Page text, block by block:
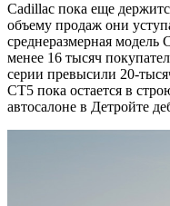
Cadillac пока еще
объему продаж они
среднеразмерная
менее 16 тысяч
серии превысили 20-
CT5 пока остается в
автосалоне в Детройте